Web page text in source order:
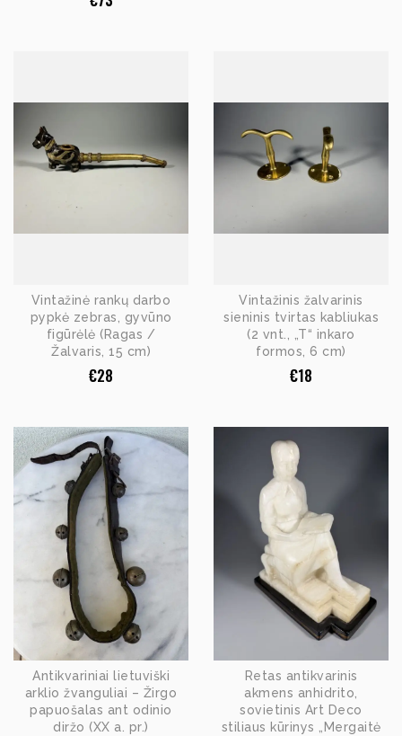
Vintažinė rankų darbo
pypkė zebras, gyvūno
figūrėlė (Ragas /
Žalvaris, 15 cm)
€28
Vintažinis žalvarinis
sieninis tvirtas kabliukas
(2 vnt., „T“ inkaro
formos, 6 cm)
€18
Antikvariniai lietuviški
arklio žvanguliai – Žirgo
papuošalas ant odinio
diržo (XX a. pr.)
Retas antikvarinis
akmens anhidrito,
sovietinis Art Deco
stiliaus kūrinys „Mergaitė